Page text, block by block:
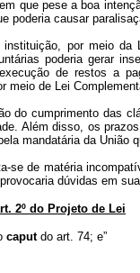
que pese a boa
poderia causar
instituição, por meio da
poderia gerar
de restos a
meio de Lei
do cumprimento das
Além disso, os
mandatária da União
se de matéria
dúvidas em
2º do Projeto de Lei
caputdo art. 74; e”